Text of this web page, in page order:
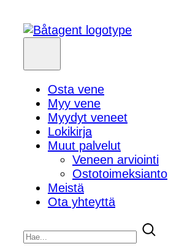
Osta vene
Myy vene
Myydyt veneet
Lokikirja
Muut palvelut
Veneen arviointi
Ostotoimeksianto
Meistä
Ota yhteyttä